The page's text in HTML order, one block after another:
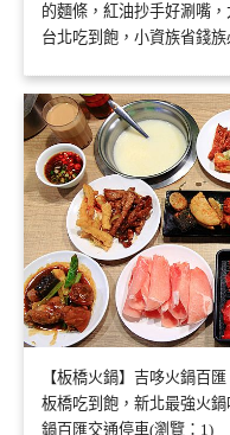
的麵條，紅油抄手好涮嘴
台北吃到飽，小資族省錢
【板橋火鍋】吉哆火鍋百
板橋吃到飽，新北最強火
鍋百匯交通停車(瀏覽：1)